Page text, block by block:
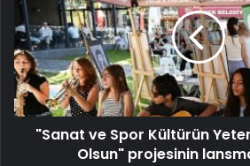
"Sanat ve Spor Kültürün
Olsun" projesinin